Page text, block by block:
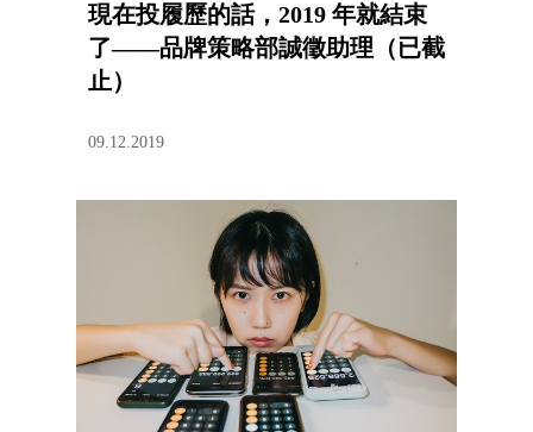
現在投履歷的話，2019 年就結束
了——品牌策略部誠徵助理（已截
止）
09.12.2019